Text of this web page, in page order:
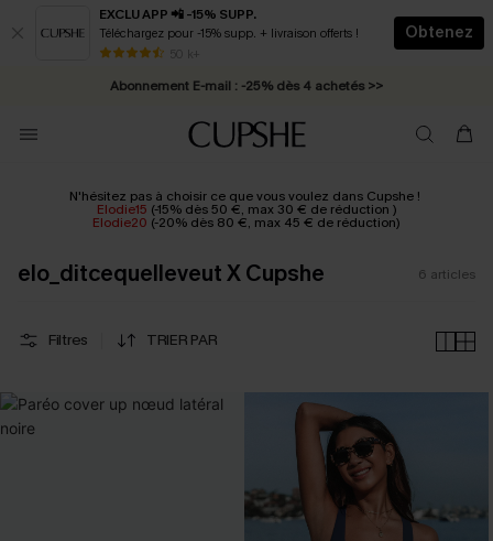
EXCLU APP 📲 -15% SUPP.
Téléchargez pour -15% supp. + livraison offerts !
50 k+
Obtenez
* Livraison éclair 2-3 jours ouvrés >>
Abonnement E-mail : -25% dès 4 achetés >>
N'hésitez pas à choisir ce que vous voulez dans Cupshe !
Elodie15 (-15% dès 50 €, max 30 € de réduction )
Elodie20 (-20% dès 80 €, max 45 € de réduction)
elo_ditcequelleveut X Cupshe 6 articles
Filtres TRIER PAR